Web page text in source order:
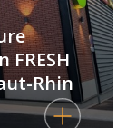
Rhin